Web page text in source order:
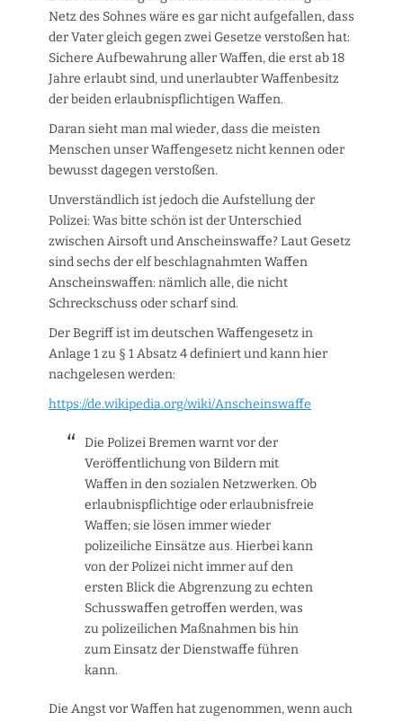
Netz des Sohnes wäre es gar nicht aufgefallen, dass
der Vater gleich gegen zwei Gesetze verstoßen hat:
Sichere Aufbewahrung aller Waffen, die erst ab 18
Jahre erlaubt sind, und unerlaubter Waffenbesitz
der beiden erlaubnispflichtigen Waffen.
Daran sieht man mal wieder, dass die meisten
Menschen unser Waffengesetz nicht kennen oder
bewusst dagegen verstoßen.
Unverständlich ist jedoch die Aufstellung der
Polizei: Was bitte schön ist der Unterschied
zwischen Airsoft und Anscheinswaffe? Laut Gesetz
sind sechs der elf beschlagnahmten Waffen
Anscheinswaffen: nämlich alle, die nicht
Schreckschuss oder scharf sind.
Der Begriff ist im deutschen Waffengesetz in
Anlage 1 zu § 1 Absatz 4 definiert und kann hier
nachgelesen werden:
https://de.wikipedia.org/wiki/Anscheinswaffe
Die Polizei Bremen warnt vor der
Veröffentlichung von Bildern mit
Waffen in den sozialen Netzwerken. Ob
erlaubnispflichtige oder erlaubnisfreie
Waffen; sie lösen immer wieder
polizeiliche Einsätze aus. Hierbei kann
von der Polizei nicht immer auf den
ersten Blick die Abgrenzung zu echten
Schusswaffen getroffen werden, was
zu polizeilichen Maßnahmen bis hin
zum Einsatz der Dienstwaffe führen
kann.
Die Angst vor Waffen hat zugenommen, wenn auch